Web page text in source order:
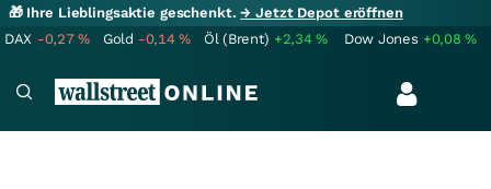
🎁 Ihre Lieblingsaktie geschenkt.→ Jetzt Depot eröffnen
DAX -0,27% Gold -0,14% Öl (Brent) +2,34% Dow Jones +0,08%